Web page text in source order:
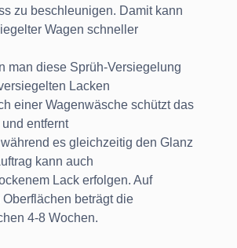
zu beschleunigen. Damit kann
Wagen schneller
man diese Sprüh-Versiegelung
Lacken
einer Wagenwäsche schützt das
entfernt
es gleichzeitig den Glanz
kann auch
Lack erfolgen. Auf
beträgt die
4-8 Wochen.